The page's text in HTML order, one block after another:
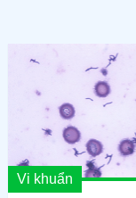
Vi khuẩn